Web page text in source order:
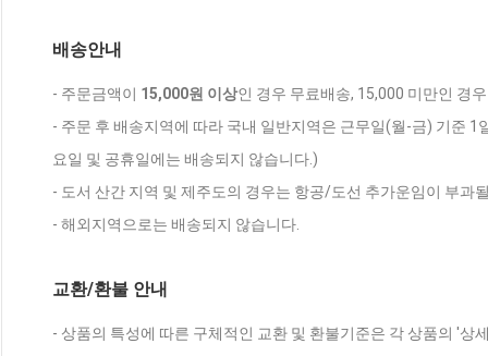
배송안내
- 주문금액이 15,000원 이상인 경우 무료배송, 15,000 미만인 경
- 주문 후 배송지역에 따라 국내 일반지역은 근무일(월-금) 기준
요일 및 공휴일에는 배송되지 않습니다.)
- 도서 산간 지역 및 제주도의 경우는 항공/도선 추가운임이 부과
- 해외지역으로는 배송되지 않습니다.
교환/환불 안내
- 상품의 특성에 따른 구체적인 교환 및 환불기준은 각 상품의 '상